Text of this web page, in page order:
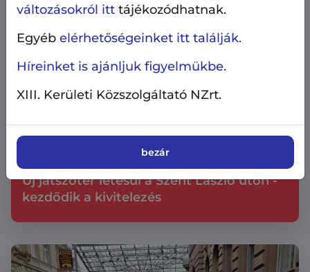
Közterületek, parkolás
Új játszótér létesül a Szent László úton -
kezdődik a kivitelezés
változásokról itttájékozódhatnak.
Egyéb elérhetőségeinket itt találják.
Híreinket is ajánljuk figyelmükbe.
XIII. Kerületi Közszolgáltató NZrt.
bezár